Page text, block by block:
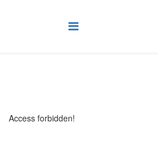
Access forbidden!